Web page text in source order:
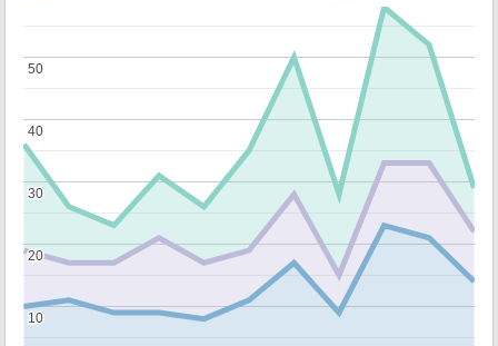
10
10
20
20
30
30
40
40
50
50